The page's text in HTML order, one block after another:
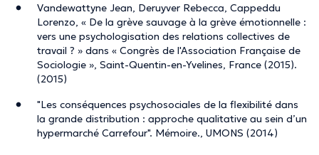
Vandewattyne Jean, Deruyver Rebecca, Cappeddu
Lorenzo, « De la grève sauvage à la grève émotionnelle :
vers une psychologisation des relations collectives de
travail ? » dans « Congrès de l'Association Française de
Sociologie », Saint-Quentin-en-Yvelines, France (2015).
(2015)
"Les conséquences psychosociales de la flexibilité dans
la grande distribution : approche qualitative au sein d’un
hypermarché Carrefour". Mémoire., UMONS (2014)